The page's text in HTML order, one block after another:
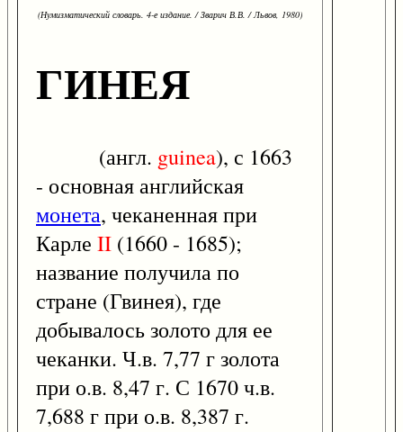
(Нумизматический словарь. 4-е издание. / Зварич В.В. / Львов, 1980)
ГИНЕЯ
(англ. guinea), с 1663
- основная английская
монета, чеканенная при
Карле II (1660 - 1685);
название получила по
стране (Гвинея), где
добывалось золото для ее
чеканки. Ч.в. 7,77 г золота
при о.в. 8,47 г. С 1670 ч.в.
7,688 г при о.в. 8,387 г.